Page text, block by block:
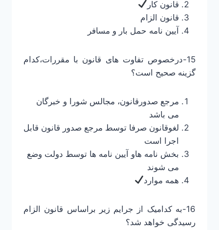
قانون کار
قانون الزام
آیین نامه حمل بار و مسافر
15-درخصوص تفاوت های قانون با مقررات،کدام
گزینه صحیح است؟
مرجع صدورقانون، مجالس شورا و خبرگان
می باشد
لغوقانون صرفا توسط مرجع صدور قانون قابل
اجرا است
بخش نامه هاو آیین نامه ها توسط دولت وضع
می شوند
همه موارد
16-به کدامیک از جرایم زیر براساس قانون الزام
رسیدگی خواهد شد؟